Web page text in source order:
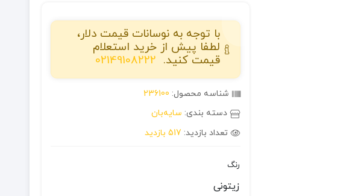
با توجه به نوسانات قیمت دلار،
لطفا پیش از خرید استعلام
قیمت کنید. 02149108222
شناسه محصول: 236100
دسته بندی: سایه‌بان
تعداد بازدید: 517 بازدید
رنگ
زیتونی